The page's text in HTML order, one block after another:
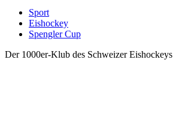
Sport
Eishockey
Spengler Cup
Der 1000er-Klub des Schweizer Eishockeys